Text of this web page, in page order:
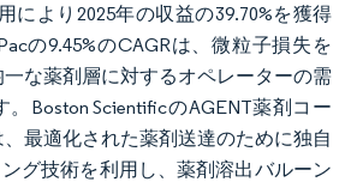
により2025年の収益の39.70%を獲得
の9.45%のCAGRは、微粒子損失を
な薬剤層に対するオペレーターの需
Boston ScientificのAGENT薬剤コー
最適化された薬剤送達のために独自
ング技術を利用し、薬剤溶出バルーン